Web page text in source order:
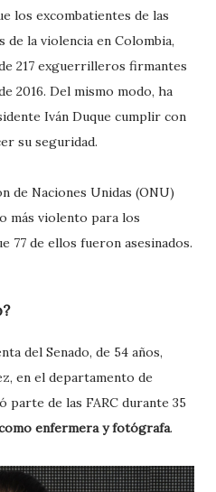
los excombatientes de las
de la violencia en Colombia,
217 exguerrilleros firmantes
2016. Del mismo modo, ha
Iván Duque cumplir con
su seguridad.
de Naciones Unidas (ONU)
más violento para los
77 de ellos fueron asesinados.
del Senado, de 54 años,
en el departamento de
parte de las FARC durante 35
enfermera y fotógrafa.